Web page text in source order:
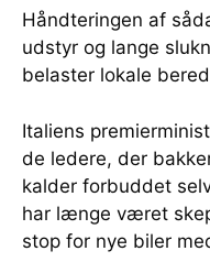
Håndteringen af
udstyr og lange
belaster lokale
Italiens
de ledere, der
kalder forbuddet
har længe været
stop for nye biler